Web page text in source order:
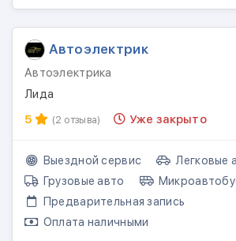
Автоэлектрик
Автоэлектрика
Лида
5
(2 отзыва) Уже закрыто
Выездной сервис
Легковые
Грузовые авто
Предварительная запись
Оплата наличными